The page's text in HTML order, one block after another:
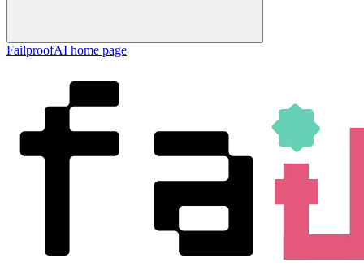
FailproofAI home page